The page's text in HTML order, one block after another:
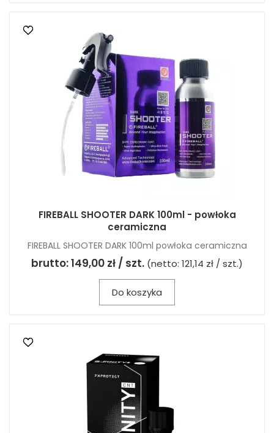
FIREBALL SHOOTER DARK 100ml - powłoka
ceramiczna
FIREBALL SHOOTER DARK 100ml powłoka ceramiczna
brutto:149,00 zł / szt. (netto: 121,14 zł / szt.)
Do koszyka